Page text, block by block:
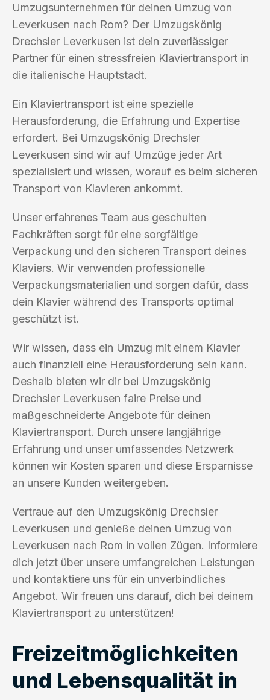
Umzugsunternehmen für deinen Umzug von
Leverkusen nach Rom? Der Umzugskönig
Drechsler Leverkusen ist dein zuverlässiger
Partner für einen stressfreien Klaviertransport in
die italienische Hauptstadt.
Ein Klaviertransport ist eine spezielle
Herausforderung, die Erfahrung und Expertise
erfordert. Bei Umzugskönig Drechsler
Leverkusen sind wir auf Umzüge jeder Art
spezialisiert und wissen, worauf es beim sicheren
Transport von Klavieren ankommt.
Unser erfahrenes Team aus geschulten
Fachkräften sorgt für eine sorgfältige
Verpackung und den sicheren Transport deines
Klaviers. Wir verwenden professionelle
Verpackungsmaterialien und sorgen dafür, dass
dein Klavier während des Transports optimal
geschützt ist.
Wir wissen, dass ein Umzug mit einem Klavier
auch finanziell eine Herausforderung sein kann.
Deshalb bieten wir dir bei Umzugskönig
Drechsler Leverkusen faire Preise und
maßgeschneiderte Angebote für deinen
Klaviertransport. Durch unsere langjährige
Erfahrung und unser umfassendes Netzwerk
können wir Kosten sparen und diese Ersparnisse
an unsere Kunden weitergeben.
Vertraue auf den Umzugskönig Drechsler
Leverkusen und genieße deinen Umzug von
Leverkusen nach Rom in vollen Zügen. Informiere
dich jetzt über unsere umfangreichen Leistungen
und kontaktiere uns für ein unverbindliches
Angebot. Wir freuen uns darauf, dich bei deinem
Klaviertransport zu unterstützen!
Freizeitmöglichkeiten
und Lebensqualität in